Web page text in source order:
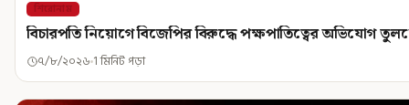
শিরোনাম
বিচারপতি নিয়োগে বিজেপির বিরুদ্ধে পক্ষপাতিত্বের অভিযোগ
৭/৮/২০২৬ 1 মিনিট পড়া